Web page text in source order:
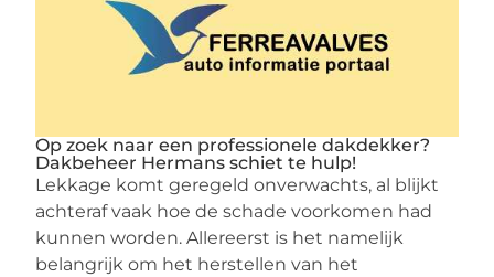
Op zoek naar een professionele dakdekker?
Dakbeheer Hermans schiet te hulp!
Lekkage komt geregeld onverwachts, al blijkt
achteraf vaak hoe de schade voorkomen had
kunnen worden. Allereerst is het namelijk
belangrijk om het herstellen van het